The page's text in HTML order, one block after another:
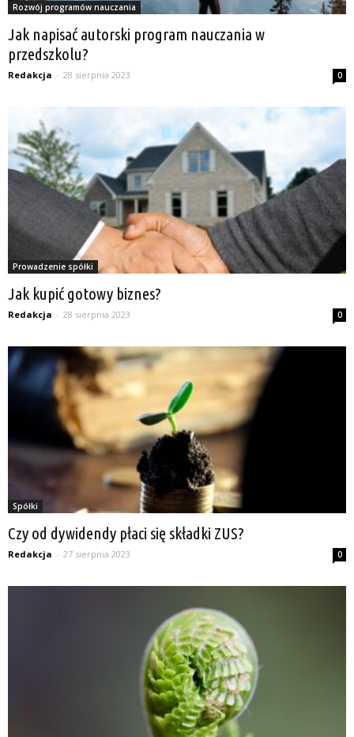
Rozwój programów nauczania
Jak napisać autorski program nauczania w
przedszkolu?
Redakcja - 28 sierpnia 2023 0
Prowadzenie spółki
Jak kupić gotowy biznes?
Redakcja - 28 sierpnia 2023 0
Spółki
Czy od dywidendy płaci się składki ZUS?
Redakcja - 27 sierpnia 2023 0